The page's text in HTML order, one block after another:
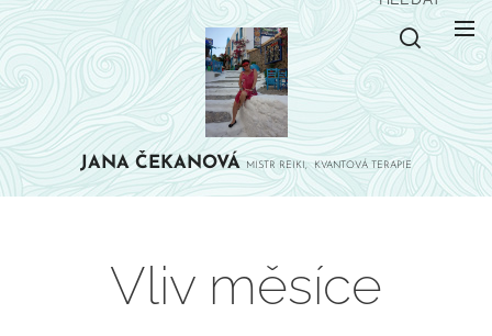
JANAČEKANOVÁ MISTR REIKI, KVANTOVÁ TERAPIE
Vliv měsíce